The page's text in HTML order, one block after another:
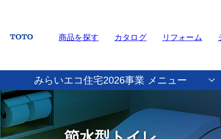
商品を探す カタログ リフォーム